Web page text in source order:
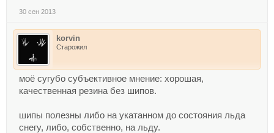
30 сен 2013
korvin
Старожил
моё сугубо субъективное мнение: хорошая,
качественная резина без шипов.
шипы полезны либо на укатанном до состояния льда
снегу, либо, собственно, на льду.